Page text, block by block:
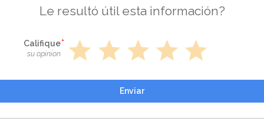
Le resultó útil esta información?
Califique
su opinion star star star star star
Enviar